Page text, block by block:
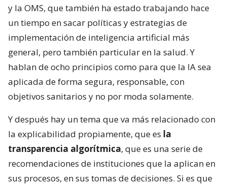
y la OMS, que también ha estado trabajando hace
un tiempo en sacar políticas y estrategias de
implementación de inteligencia artificial más
general, pero también particular en la salud. Y
hablan de ocho principios como para que la IA sea
aplicada de forma segura, responsable, con
objetivos sanitarios y no por moda solamente.
Y después hay un tema que va más relacionado con
la explicabilidad propiamente, que es la
transparencia algorítmica, que es una serie de
recomendaciones de instituciones que la aplican en
sus procesos, en sus tomas de decisiones. Si es que